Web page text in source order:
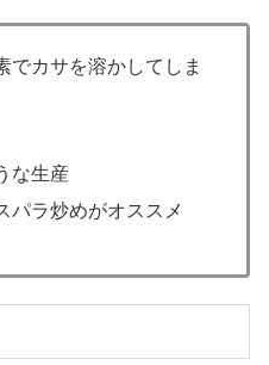
でカサを溶かしてしま
な生産
パラ炒めがオススメ